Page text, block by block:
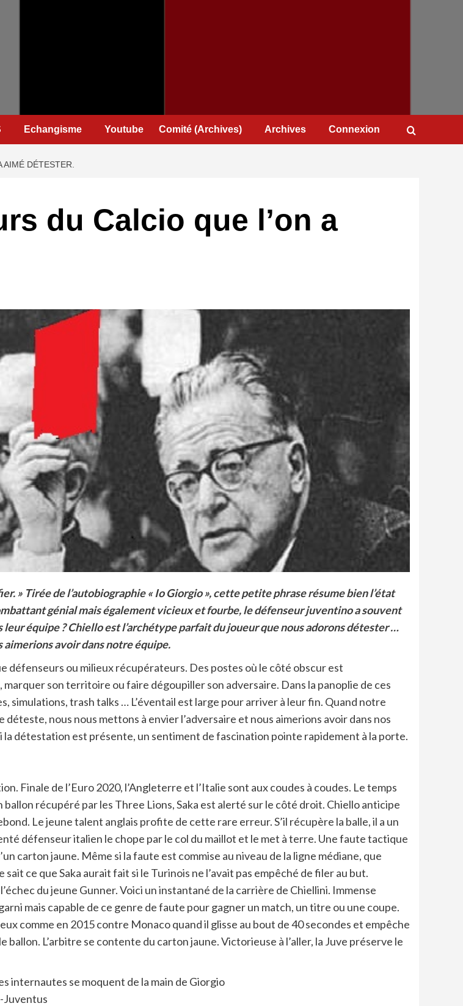
Echangisme Youtube Comité (Archives) Archives Connexion
DÉTESTER.
du Calcio que l’on a
» Tirée de l’autobiographie « Io Giorgio », cette petite phrase résume bien l’état
génial mais également vicieux et fourbe, le défenseur juventino a souvent
équipe ? Chiello est l’archétype parfait du joueur que nous adorons détester …
aimerions avoir dans notre équipe.
défenseurs ou milieux récupérateurs. Des postes où le côté obscur est
son territoire ou faire dégoupiller son adversaire. Dans la panoplie de ces
trash talks … L’éventail est large pour arriver à leur fin. Quand notre
nous nous mettons à envier l’adversaire et nous aimerions avoir dans nos
détestation est présente, un sentiment de fascination pointe rapidement à la porte.
Finale de l’Euro 2020, l’Angleterre et l’Italie sont aux coudes à coudes. Le temps
récupéré par les Three Lions, Saka est alerté sur le côté droit. Chiello anticipe
Le jeune talent anglais profite de cette rare erreur. S’il récupère la balle, il a un
défenseur italien le chope par le col du maillot et le met à terre. Une faute tactique
carton jaune. Même si la faute est commise au niveau de la ligne médiane, que
ce que Saka aurait fait si le Turinois ne l’avait pas empêché de filer au but.
du jeune Gunner. Voici un instantané de la carrière de Chiellini. Immense
mais capable de ce genre de faute pour gagner un match, un titre ou une coupe.
comme en 2015 contre Monaco quand il glisse au bout de 40 secondes et empêche
L’arbitre se contente du carton jaune. Victorieuse à l’aller, la Juve préserve le